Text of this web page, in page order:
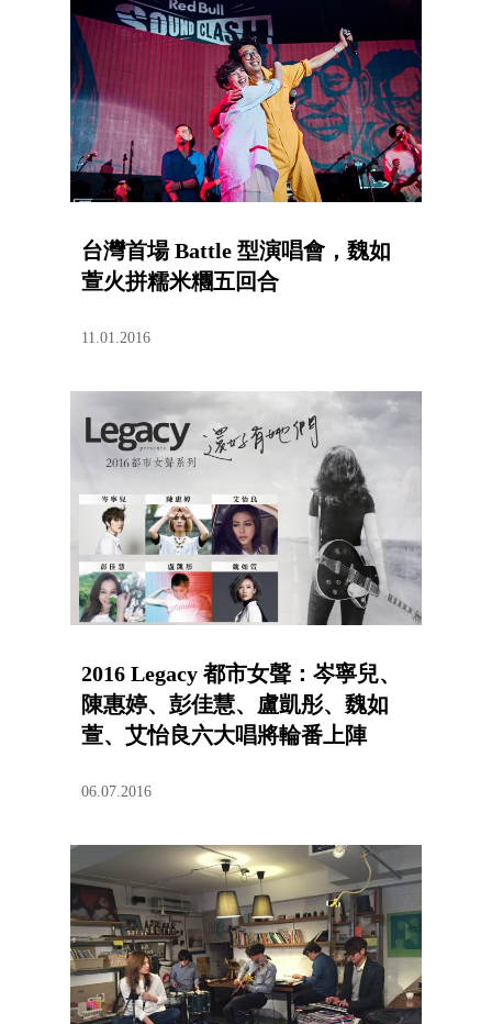
台灣首場 Battle 型演唱會，魏如
萱火拼糯米糰五回合
11.01.2016
2016 Legacy 都市女聲：岑寧兒、
陳惠婷、彭佳慧、盧凱彤、魏如
萱、艾怡良六大唱將輪番上陣
06.07.2016